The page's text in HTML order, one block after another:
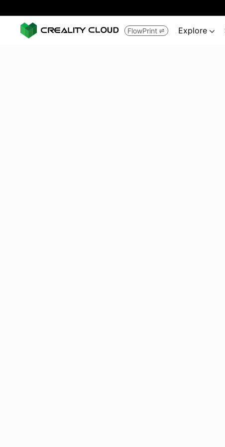
FlowPrint  Explore 